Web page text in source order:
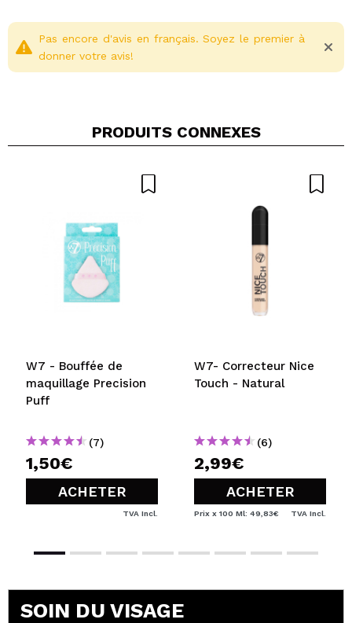
Recommandez-vous cet achat? Oui
Pas encore d'avis en français. Soyez le premier à
donner votre avis!
PRODUITS CONNEXES
W7 - Bouffée de
maquillage Precision
Puff
(7)
1,50€
ACHETER
TVA Incl.
W7- Correcteur Nice
Touch - Natural
(6)
2,99€
ACHETER
Prix x 100 Ml: 49,83€ TVA Incl.
SOIN DU VISAGE